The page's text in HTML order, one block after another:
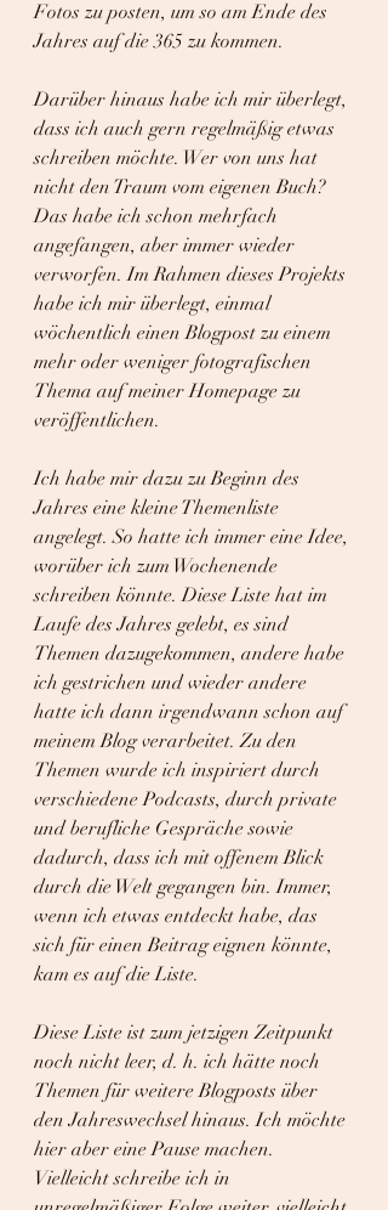
Fotos zu posten, um so am Ende des
Jahres auf die 365 zu kommen.
Darüber hinaus habe ich mir überlegt,
dass ich auch gern regelmäßig etwas
schreiben möchte. Wer von uns hat
nicht den Traum vom eigenen Buch?
Das habe ich schon mehrfach
angefangen, aber immer wieder
verworfen. Im Rahmen dieses Projekts
habe ich mir überlegt, einmal
wöchentlich einen Blogpost zu einem
mehr oder weniger fotografischen
Thema auf meiner Homepage zu
veröffentlichen.
Ich habe mir dazu zu Beginn des
Jahres eine kleine Themenliste
angelegt. So hatte ich immer eine Idee,
worüber ich zum Wochenende
schreiben könnte. Diese Liste hat im
Laufe des Jahres gelebt, es sind
Themen dazugekommen, andere habe
ich gestrichen und wieder andere
hatte ich dann irgendwann schon auf
meinem Blog verarbeitet. Zu den
Themen wurde ich inspiriert durch
verschiedene Podcasts, durch private
und berufliche Gespräche sowie
dadurch, dass ich mit offenem Blick
durch die Welt gegangen bin. Immer,
wenn ich etwas entdeckt habe, das
sich für einen Beitrag eignen könnte,
kam es auf die Liste.
Diese Liste ist zum jetzigen Zeitpunkt
noch nicht leer, d. h. ich hätte noch
Themen für weitere Blogposts über
den Jahreswechsel hinaus. Ich möchte
hier aber eine Pause machen.
Vielleicht schreibe ich in